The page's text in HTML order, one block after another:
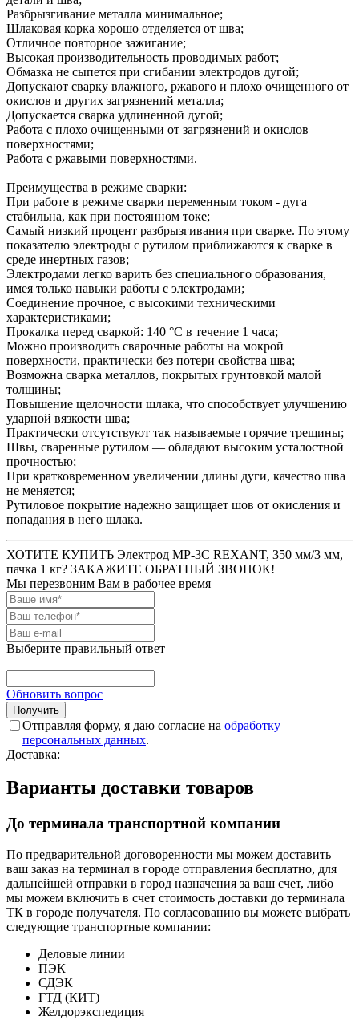
Разбрызгивание металла минимальное;
Шлаковая корка хорошо отделяется от шва;
Отличное повторное зажигание;
Высокая производительность проводимых работ;
Обмазка не сыпется при сгибании электродов дугой;
Допускают сварку влажного, ржавого и плохо очищенного от
окислов и других загрязнений металла;
Допускается сварка удлиненной дугой;
Работа с плохо очищенными от загрязнений и окислов
поверхностями;
Работа с ржавыми поверхностями.
Преимущества в режиме сварки:
При работе в режиме сварки переменным током - дуга
стабильна, как при постоянном токе;
Самый низкий процент разбрызгивания при сварке. По этому
показателю электроды с рутилом приближаются к сварке в
среде инертных газов;
Электродами легко варить без специального образования,
имея только навыки работы с электродами;
Соединение прочное, с высокими техническими
характеристиками;
Прокалка перед сваркой: 140 °С в течение 1 часа;
Можно производить сварочные работы на мокрой
поверхности, практически без потери свойства шва;
Возможна сварка металлов, покрытых грунтовкой малой
толщины;
Повышение щелочности шлака, что способствует улучшению
ударной вязкости шва;
Практически отсутствуют так называемые горячие трещины;
Швы, сваренные рутилом — обладают высоким усталостной
прочностью;
При кратковременном увеличении длины дуги, качество шва
не меняется;
Рутиловое покрытие надежно защищает шов от окисления и
попадания в него шлака.
ХОТИТЕ КУПИТЬ Электрод MP-3C REXANT, 350 мм/3 мм,
пачка 1 кг? ЗАКАЖИТЕ ОБРАТНЫЙ ЗВОНОК!
Мы перезвоним Вам в рабочее время
Выберите правильный ответ
Обновить вопрос
Отправляя форму, я даю согласие на обработку
персональных данных.
Доставка:
Варианты доставки товаров
До терминала транспортной компании
По предварительной договоренности мы можем доставить
ваш заказ на терминал в городе отправления бесплатно, для
дальнейшей отправки в город назначения за ваш счет, либо
мы можем включить в счет стоимость доставки до терминала
ТК в городе получателя. По согласованию вы можете выбрать
следующие транспортные компании:
Деловые линии
ПЭК
СДЭК
ГТД (КИТ)
Желдорэкспедиция